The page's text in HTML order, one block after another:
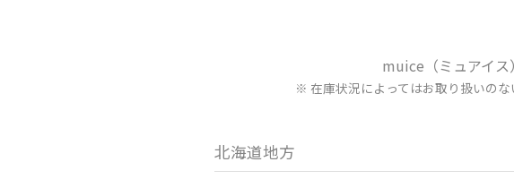
muice（ミュアイス
※ 在庫状況によってはお取り扱いのな
北海道地方